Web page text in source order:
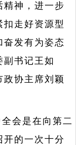
精神，进一步
走好资源型
发有为姿态
副书记王如
政协主席刘颖
会是在向第二
的一次十分